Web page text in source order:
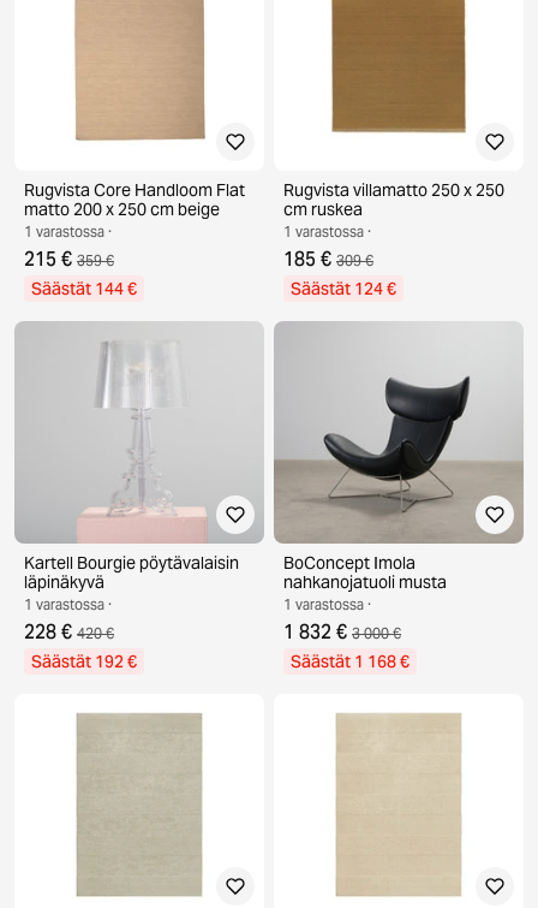
Rugvista Core Handloom Flat
matto 200 x 250 cm beige
1 varastossa ·
215 € 359 €
Säästät 144 €
Rugvista villamatto 250 x 250
cm ruskea
1 varastossa ·
185 € 309 €
Säästät 124 €
Kartell Bourgie pöytävalaisin
läpinäkyvä
1 varastossa ·
228 € 420 €
Säästät 192 €
BoConcept Imola
nahkanojatuoli musta
1 varastossa ·
1 832 € 3 000 €
Säästät 1 168 €